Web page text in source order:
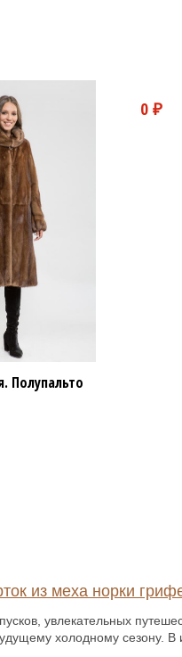
Полупальто
из меха норки
увлекательных
холодному сезону. В